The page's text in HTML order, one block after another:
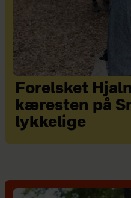
Forelsket
kæresten på
lykkelige